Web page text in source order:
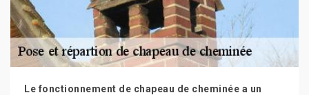
Le fonctionnement de chapeau de cheminée a un